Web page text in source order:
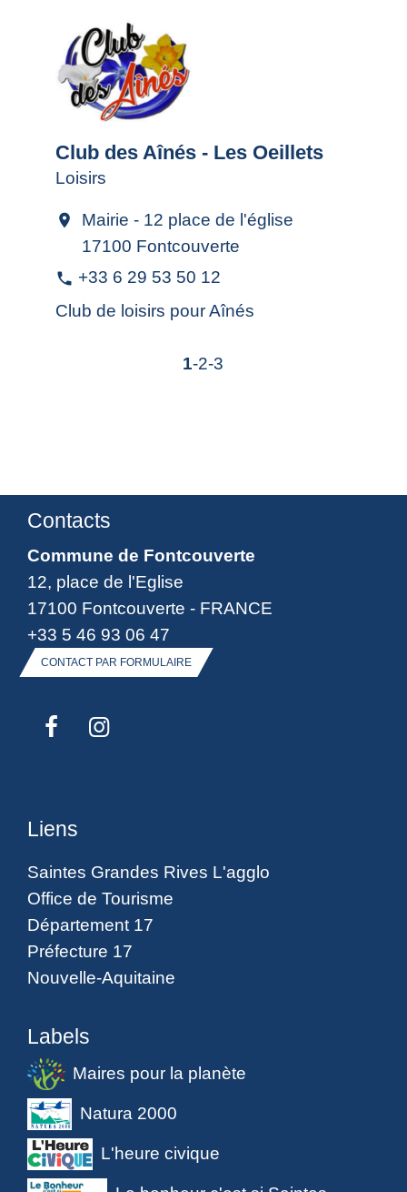
Club des Aînés - Les Oeillets
Loisirs
location_on
Mairie - 12 place de l'église
17100 Fontcouverte
phone +33 6 29 53 50 12
Club de loisirs pour Aînés
1-2-3
Contacts
Commune de Fontcouverte
12, place de l'Eglise
17100 Fontcouverte - FRANCE
+33 5 46 93 06 47
CONTACT PAR FORMULAIRE
Liens
Saintes Grandes Rives L'agglo
Office de Tourisme
Département 17
Préfecture 17
Nouvelle-Aquitaine
Labels
Maires pour la planète
Natura 2000
L'heure civique